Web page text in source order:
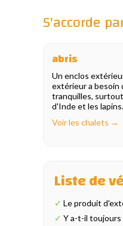
S'accorde
abris
Un enclos
extérieur a besoin
tranquilles,
d'Inde et les lapins.
Voir les chalets →
Liste de
✓ Le produit
✓ Y a-t-il toujours